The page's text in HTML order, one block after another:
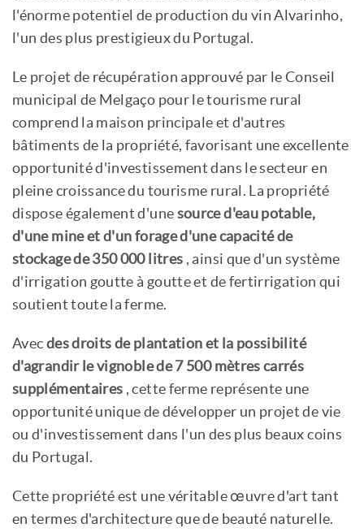
l'énorme potentiel de production du vin Alvarinho,
l'un des plus prestigieux du Portugal.
Le projet de récupération approuvé par le Conseil
municipal de Melgaço pour le tourisme rural
comprend la maison principale et d'autres
bâtiments de la propriété, favorisant une excellente
opportunité d'investissement dans le secteur en
pleine croissance du tourisme rural. La propriété
dispose également d'une source d'eau potable,
d'une mine et d'un forage d'une capacité de
stockage de 350 000 litres , ainsi que d'un système
d'irrigation goutte à goutte et de fertirrigation qui
soutient toute la ferme.
Avec des droits de plantation et la possibilité
d'agrandir le vignoble de 7 500 mètres carrés
supplémentaires , cette ferme représente une
opportunité unique de développer un projet de vie
ou d'investissement dans l'un des plus beaux coins
du Portugal.
Cette propriété est une véritable œuvre d'art tant
en termes d'architecture que de beauté naturelle.